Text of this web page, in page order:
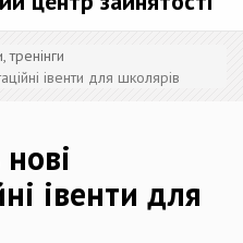
тренінги
івенти для школярів
івенти для